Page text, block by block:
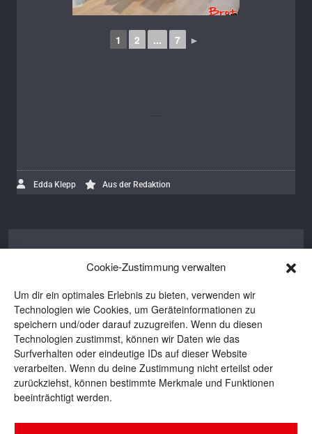
Cookie-Zustimmung verwalten
Um dir ein optimales Erlebnis zu bieten, verwenden wir
Technologien wie Cookies, um Geräteinformationen zu
speichern und/oder darauf zuzugreifen. Wenn du diesen
Technologien zustimmst, können wir Daten wie das
Surfverhalten oder eindeutige IDs auf dieser Website
verarbeiten. Wenn du deine Zustimmung nicht erteilst oder
zurückziehst, können bestimmte Merkmale und Funktionen
beeinträchtigt werden.
1 2 ... 7 ►
Edda Klepp Aus der Redaktion
Seit 2016 bewegt sie sich in der
backenden Branche und ist auch privat
eine begeisterte Brotbäckerin. Wenn sie
nicht gerade schreibt oder Teige knetet,
ist sie häufig unterwegs zu Reportagen
und Konferenzen oder lässt die Seele
baumeln bei einem guten Buch und einer